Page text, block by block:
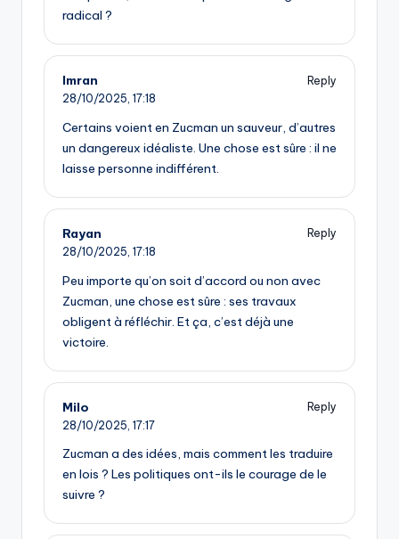
radical ?
Imran
Reply
28/10/2025, 17:18
Certains voient en Zucman un sauveur, d’autres
un dangereux idéaliste. Une chose est sûre : il ne
laisse personne indifférent.
Rayan
Reply
28/10/2025, 17:18
Peu importe qu’on soit d’accord ou non avec
Zucman, une chose est sûre : ses travaux
obligent à réfléchir. Et ça, c’est déjà une
victoire.
Milo
Reply
28/10/2025, 17:17
Zucman a des idées, mais comment les traduire
en lois ? Les politiques ont-ils le courage de le
suivre ?